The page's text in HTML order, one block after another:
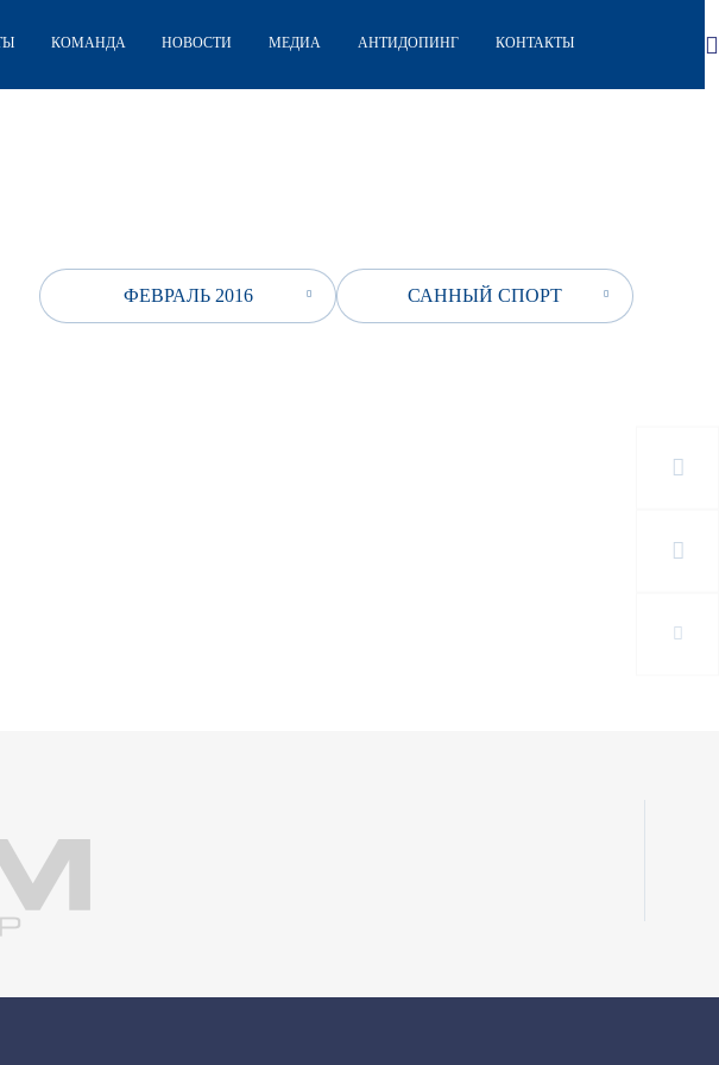
КОМАНДА НОВОСТИ МЕДИА АНТИДОПИНГ КОНТАКТЫ
ФЕВРАЛЬ 2016 САННЫЙ СПОРТ